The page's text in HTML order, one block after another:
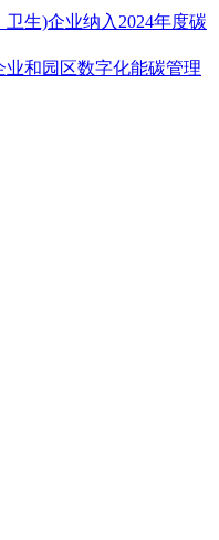
生)企业纳入2024年度碳
业和园区数字化能碳管理